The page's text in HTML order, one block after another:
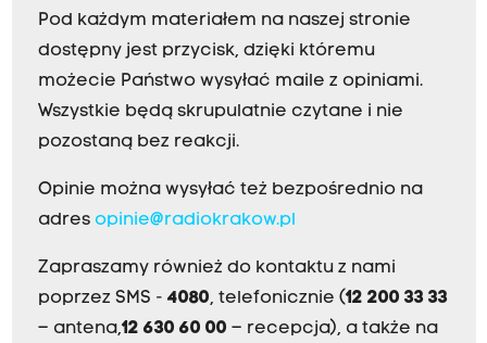
Pod każdym materiałem na naszej stronie
dostępny jest przycisk, dzięki któremu
możecie Państwo wysyłać maile z opiniami.
Wszystkie będą skrupulatnie czytane i nie
pozostaną bez reakcji.
Opinie można wysyłać też bezpośrednio na
adres opinie@radiokrakow.pl
Zapraszamy również do kontaktu z nami
poprzez SMS - 4080, telefonicznie (12 200 33 33
– antena,12 630 60 00 – recepcja), a także na